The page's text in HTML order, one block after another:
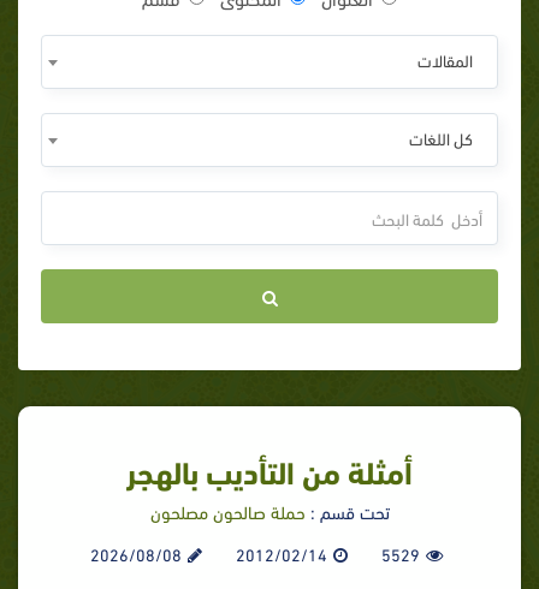
المقالات
كل اللغات
أمثلة من التأديب بالهجر
تحت قسم : حملة صالحون مصلحون
5529
2012/02/14
2026/08/08